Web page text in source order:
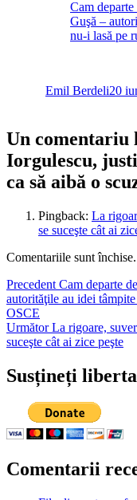
Cam
Guşă –
nu-i lasă pe
Emil Berdeli20
Un comentariu
Iorgulescu,
ca să aibă o
Pingback: La
se suceşte cât ai
Comentariile sunt închise.
Navigare
în
articole
Precedent Articolul
anterior:
Cam departe
autorităţile au idei
OSCE
Următor Articolul
următor:
La rigoare,
suceşte cât ai zice peşte
Susțineți
Comentarii